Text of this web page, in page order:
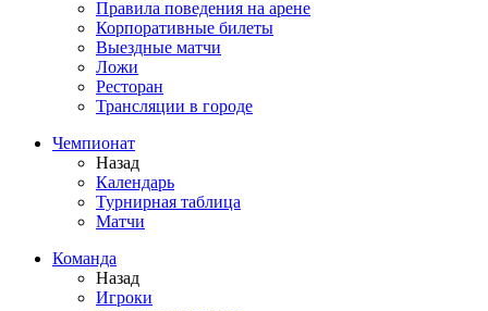
Правила поведения на арене
Корпоративные билеты
Выездные матчи
Ложи
Ресторан
Трансляции в городе
Чемпионат
Назад
Календарь
Турнирная таблица
Матчи
Команда
Назад
Игроки